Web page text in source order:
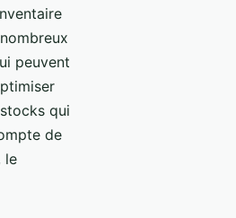
peuvent
qui
de
le